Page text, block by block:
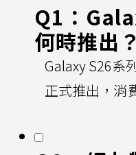
Q1：
何時推出？
Galaxy S26系
正式推出，消